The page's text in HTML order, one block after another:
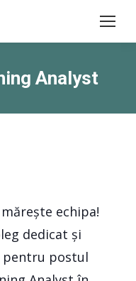
Analyst
echipa!
dedicat și
postul